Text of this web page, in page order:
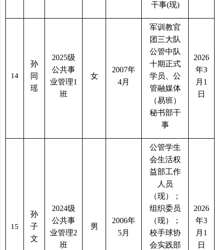
干事(现)
14
孙
同
瑶
2025级
公共事
业管理1
班
女
2007年
4月
军训教官
团三大队
公管中队
十期正式
学员、公
管融媒体
（易班）
秘书部干
事
2026
年3
月 1
日
15
孙
子
文
2024级
公共事
业管理2
班
男
2006年
5月
公管学生
会生活权
益部工作
人员
（现）；
组织委员
（现）；
校手球协
会实践部
2026
年3
月 1
日